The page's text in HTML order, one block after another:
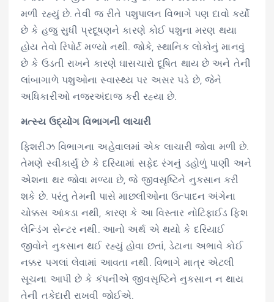
મળી રહ્યું છે. તેવી જ રીતે પશુપાલન વિભાગે પણ દાવો કર્યો
છે કે હજુ સુધી પ્રદૂષણને કારણે કોઈ પશુના મરણ થયા
હોય તેવો રિપોર્ટ મળ્યો નથી. જોકે, સ્થાનિક લોકોનું માનવું
છે કે ઉડતી રાખને કારણે ઘાસચારો દૂષિત થાય છે અને તેની
લાંબાગાળે પશુઓના સ્વાસ્થ્ય પર અસર પડે છે, જેને
અધિકારીઓ નજરઅંદાજ કરી રહ્યા છે.
મત્સ્ય ઉદ્યોગ વિભાગની લાચારી
ફિશરીઝ વિભાગના અહેવાલમાં એક લાચારી જોવા મળી છે.
તેમણે સ્વીકાર્યું છે કે દરિયામાં સફેદ રંગનું ડહોળું પાણી અને
એશના થર જોવા મળ્યા છે, જે જીવસૃષ્ટિને નુકસાન કરી
શકે છે. પરંતુ તેમની પાસે માછલીઓના ઉત્પાદન અંગેના
ચોક્કસ આંકડા નથી, કારણ કે આ વિસ્તાર નોટિફાઈડ ફિશ
લેન્ડિંગ સેન્ટર નથી. આનો અર્થ એ થયો કે દરિયાઈ
જીવોને નુકસાન થઈ રહ્યું હોવા છતાં, ડેટાના અભાવે કોઈ
નક્કર પગલાં લેવામાં આવતા નથી. વિભાગે માત્ર એટલી
સૂચના આપી છે કે કંપનીએ જીવસૃષ્ટિને નુકસાન ન થાય
તેની તકેદારી રાખવી જોઈએ.